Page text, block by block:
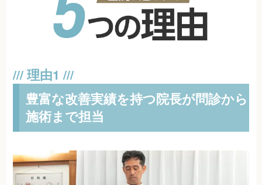
豊富な改善実績を持つ院長が問診から
施術まで担当